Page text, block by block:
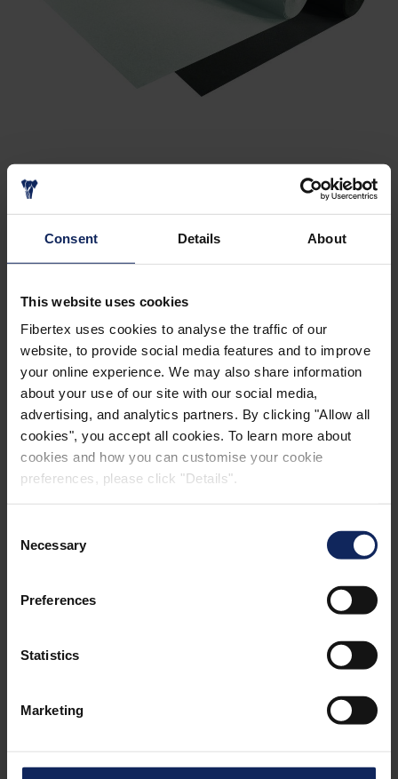
Consent Details About
This website uses cookies
Fibertex uses cookies to analyse the traffic of our
website, to provide social media features and to improve
your online experience. We may also share information
about your use of our site with our social media,
advertising, and analytics partners. By clicking "Allow all
cookies", you accept all cookies. To learn more about
cookies and how you can customise your cookie
preferences, please click "Details".
Selection
Necessary
Preferences
Statistics
Marketing
PŘÍSLUŠNÉ BROŽURY
KATALOG FIBERACOUSTIC®
®
Bílá